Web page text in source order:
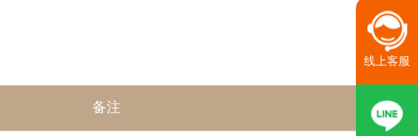
备注
线上客服